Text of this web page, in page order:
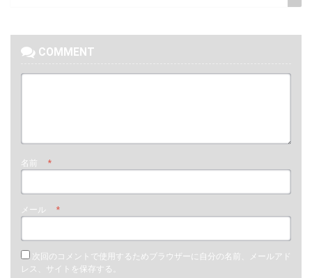
COMMENT
名前 *
メール *
次回のコメントで使用するためブラウザーに自分の名前、メールアド
レス、サイトを保存する。